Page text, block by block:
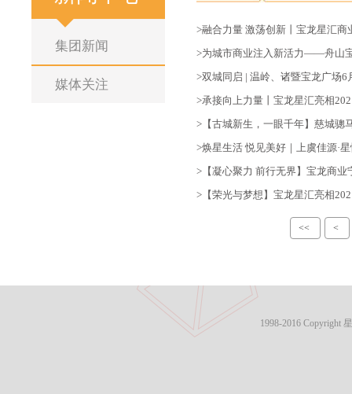
集团新闻
媒体关注
>融合力量 激荡创新丨宝龙星汇商
>为城市商业注入新活力——舟山
>双城同启 | 温岭、诸暨宝龙广场6
>承接向上力量丨宝龙星汇亮相
>【古城新生，一眼千年】慈城骢
>焕星生活 悦见美好｜上虞佳源·
>【凝心聚力 前行无界】宝龙商
>【荣光与梦想】宝龙星汇亮相
<< <
1998-2016 Copyright